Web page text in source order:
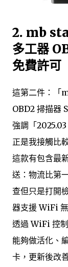
2. mb
多工器
免費許可
這第二件：「
OBD2 掃描器
強調「
正是我接觸比
這款有包含最
送：物流比第
查但只是打開
器支援 WiFi
透過 WiFi 控
能夠做活化、
卡，更新後改